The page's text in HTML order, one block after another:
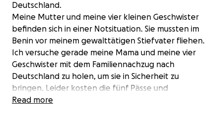
Deutschland.
Meine Mutter und meine vier kleinen Geschwister
befinden sich in einer Notsituation. Sie mussten im
Benin vor meinem gewalttätigen Stiefvater fliehen.
Ich versuche gerade meine Mama und meine vier
Geschwister mit dem Familiennachzug nach
Deutschland zu holen, um sie in Sicherheit zu
bringen. Leider kosten die fünf Pässe und
Flugtickets nach Deutschland sehr viel Geld.
Read more